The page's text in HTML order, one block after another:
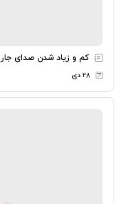
کم و زیاد شدن صدای
۲۸ دی